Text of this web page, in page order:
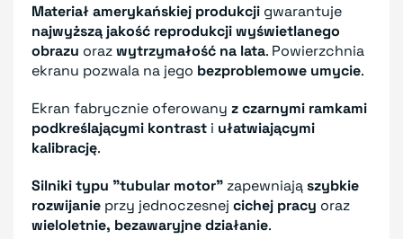
Materiał amerykańskiej produkcji gwarantuje
najwyższą jakość reprodukcji wyświetlanego
obrazu orazwytrzymałość na lata. Powierzchnia
ekranu pozwala na jego bezproblemowe umycie.
Ekran fabrycznie oferowany z czarnymi ramkami
podkreślającymi kontrast i ułatwiającymi
kalibrację.
Silniki typu "tubular motor" zapewniająszybkie
rozwijanie przy jednoczesnej cichej pracy oraz
wieloletnie, bezawaryjne działanie.